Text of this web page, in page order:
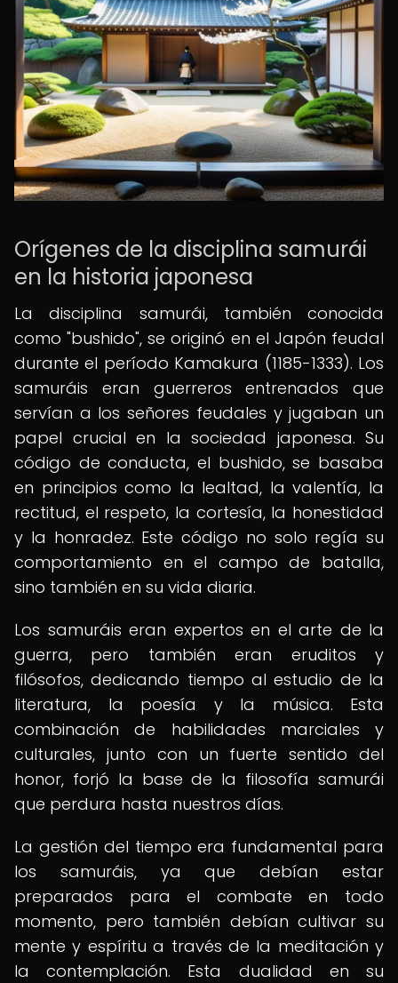
Orígenes de la disciplina samurái
en la historia japonesa
La disciplina samurái, también conocida
como "bushido", se originó en el Japón feudal
durante el período Kamakura (1185-1333). Los
samuráis eran guerreros entrenados que
servían a los señores feudales y jugaban un
papel crucial en la sociedad japonesa. Su
código de conducta, el bushido, se basaba
en principios como la lealtad, la valentía, la
rectitud, el respeto, la cortesía, la honestidad
y la honradez. Este código no solo regía su
comportamiento en el campo de batalla,
sino también en su vida diaria.
Los samuráis eran expertos en el arte de la
guerra, pero también eran eruditos y
filósofos, dedicando tiempo al estudio de la
literatura, la poesía y la música. Esta
combinación de habilidades marciales y
culturales, junto con un fuerte sentido del
honor, forjó la base de la filosofía samurái
que perdura hasta nuestros días.
La gestión del tiempo era fundamental para
los samuráis, ya que debían estar
preparados para el combate en todo
momento, pero también debían cultivar su
mente y espíritu a través de la meditación y
la contemplación. Esta dualidad en su